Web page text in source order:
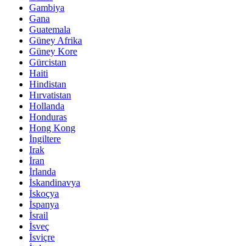
Gambiya
Gana
Guatemala
Güney Afrika
Güney Kore
Gürcistan
Haiti
Hindistan
Hırvatistan
Hollanda
Honduras
Hong Kong
İngiltere
Irak
İran
İrlanda
İskandinavya
İskoçya
İspanya
İsrail
İsveç
İsviçre